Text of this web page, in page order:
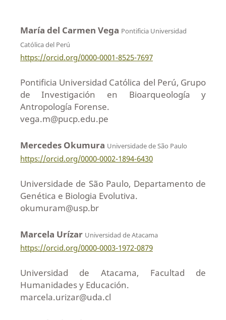
María del Carmen Vega Pontificia Universidad
Católica del Perú
https://orcid.org/0000-0001-8525-7697
Pontificia Universidad Católica del Perú, Grupo
de Investigación en Bioarqueología y
Antropología Forense.
vega.m@pucp.edu.pe
Mercedes Okumura Universidade de São Paulo
https://orcid.org/0000-0002-1894-6430
Universidade de São Paulo, Departamento de
Genética e Biologia Evolutiva.
okumuram@usp.br
Marcela Urízar Universidad de Atacama
https://orcid.org/0000-0003-1972-0879
Universidad de Atacama, Facultad de
Humanidades y Educación.
marcela.urizar@uda.cl